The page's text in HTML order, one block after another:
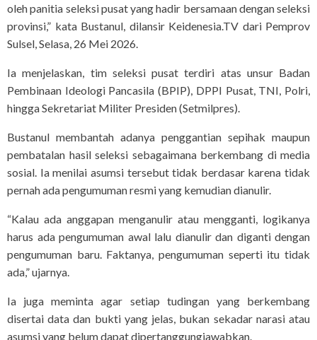
oleh panitia seleksi pusat yang hadir bersamaan dengan seleksi
provinsi,” kata Bustanul, dilansir Keidenesia.TV dari Pemprov
Sulsel, Selasa, 26 Mei 2026.
Ia menjelaskan, tim seleksi pusat terdiri atas unsur Badan
Pembinaan Ideologi Pancasila (BPIP), DPPI Pusat, TNI, Polri,
hingga Sekretariat Militer Presiden (Setmilpres).
Bustanul membantah adanya penggantian sepihak maupun
pembatalan hasil seleksi sebagaimana berkembang di media
sosial. Ia menilai asumsi tersebut tidak berdasar karena tidak
pernah ada pengumuman resmi yang kemudian dianulir.
“Kalau ada anggapan menganulir atau mengganti, logikanya
harus ada pengumuman awal lalu dianulir dan diganti dengan
pengumuman baru. Faktanya, pengumuman seperti itu tidak
ada,” ujarnya.
Ia juga meminta agar setiap tudingan yang berkembang
disertai data dan bukti yang jelas, bukan sekadar narasi atau
asumsi yang belum dapat dipertanggungjawabkan.